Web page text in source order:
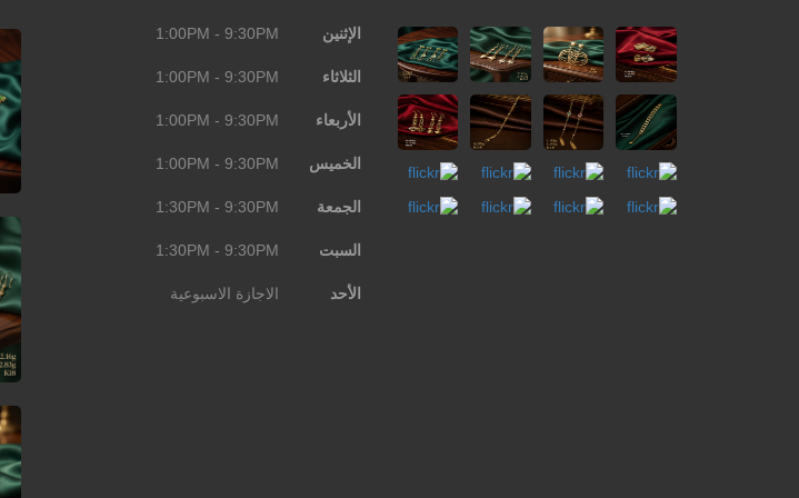
1:00PM - 9:30PM الإثنين
1:00PM - 9:30PM الثلاثاء
1:00PM - 9:30PM الأربعاء
1:00PM - 9:30PM الخميس
1:30PM - 9:30PM الجمعة
1:30PM - 9:30PM السبت
الاجازة الاسبوعية الأحد